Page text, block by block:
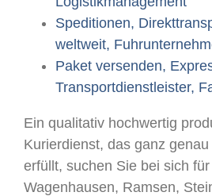
Speditionen,
weltweit,
Paket versenden,
Transportdienstleister,
Ein qualitativ hochwertig
Kurierdienst, das ganz
erfüllt, suchen Sie bei sich
Wagenhausen, Ramsen,